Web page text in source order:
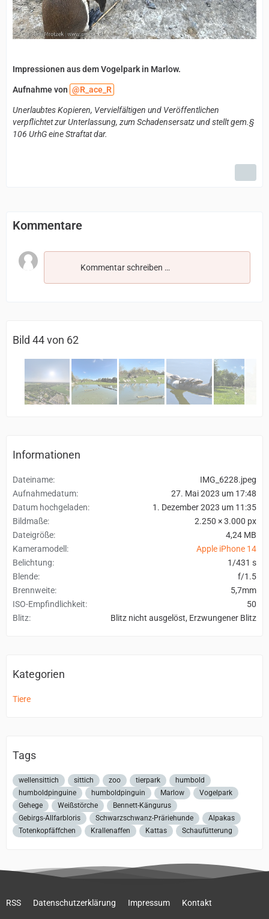
Impressionen aus dem Vogelpark in Marlow.
Aufnahme von R_ace_R
Unerlaubtes Kopieren, Vervielfältigen und Veröffentlichen
verpflichtet zur Unterlassung, zum Schadensersatz und stellt gem.§
106 UrhG eine Straftat dar.
Kommentare
Kommentar schreiben …
Bild 44 von 62
Informationen
Dateiname
IMG_6228.jpeg
Aufnahmedatum
27. Mai 2023 um 17:48
Datum hochgeladen
1. Dezember 2023 um 11:35
Bildmaße
2.250 × 3.000 px
Dateigröße
4,24 MB
Kameramodell
Apple iPhone 14
Belichtung
1/431 s
Blende
f/1.5
Brennweite
5,7mm
ISO-Empfindlichkeit
50
Blitz
Blitz nicht ausgelöst, Erzwungener Blitz
Kategorien
Tiere
Tags
wellensittich sittich zoo tierpark
humbold
humboldpinguine
humboldpinguin Marlow
Vogelpark
Gehege
Weißstörche
Bennett-Kängurus
Gebirgs-Allfarbloris
Schwarzschwanz-Präriehunde
Alpakas
Totenkopfäffchen
Krallenaffen Kattas Schaufütterung
RSS Datenschutzerklärung Impressum Kontakt